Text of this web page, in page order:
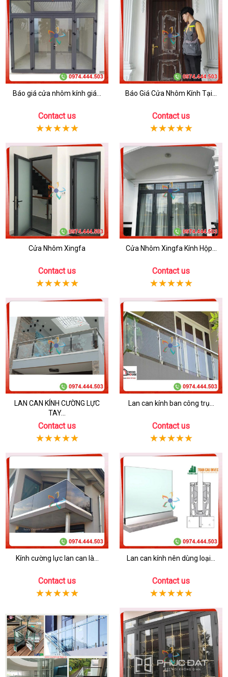
Báo giá cửa nhôm kính giá...
Contact us
Báo Giá Cửa Nhôm Kính Tại...
Contact us
Cửa Nhôm Xingfa
Contact us
Cửa Nhôm Xingfa Kính Hộp...
Contact us
LAN CAN KÍNH CƯỜNG LỰC
TAY...
Contact us
Lan can kính ban công trụ...
Contact us
Kính cường lực lan can là...
Contact us
Lan can kính nên dùng loại...
Contact us